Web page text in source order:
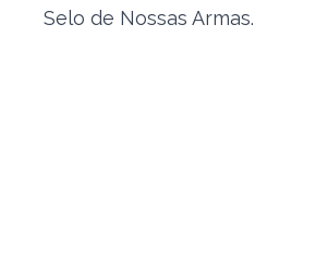
Selo de Nossas Armas.